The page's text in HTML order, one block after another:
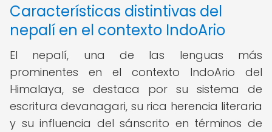
Características distintivas del
nepalí en el contexto IndoArio
El nepalí, una de las lenguas más
prominentes en el contexto IndoArio del
Himalaya, se destaca por su sistema de
escritura devanagari, su rica herencia literaria
y su influencia del sánscrito en términos de